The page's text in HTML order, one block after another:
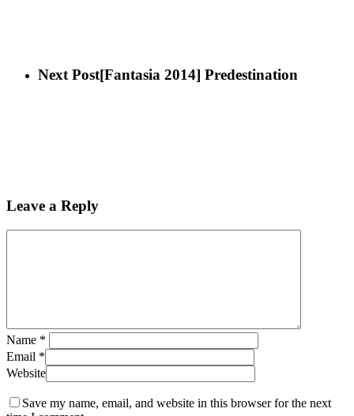
Next Post[Fantasia 2014] Predestination
Leave a Reply
Name *
Email *
Website
Save my name, email, and website in this browser for the next